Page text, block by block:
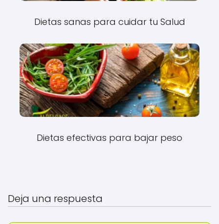
Dietas sanas para cuidar tu Salud
Dietas efectivas para bajar peso
Deja una respuesta